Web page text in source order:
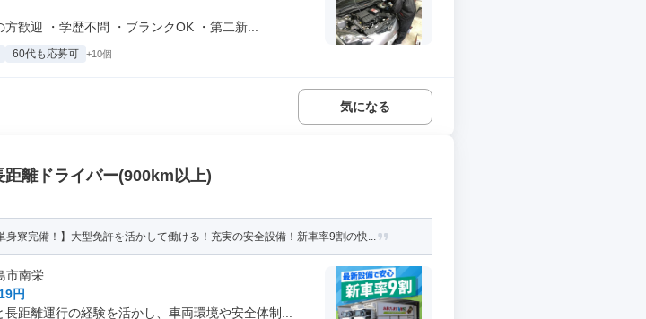
歓迎 ・学歴不問 ・ブランクOK ・第二新...
60代も応募可 +10個
気になる
離ドライバー(900km以上)
身寮完備！】大型免許を活かして働ける！充実の安全設備！新車率9割の快...
市南栄
円
距離運行の経験を活かし、車両環境や安全体制...